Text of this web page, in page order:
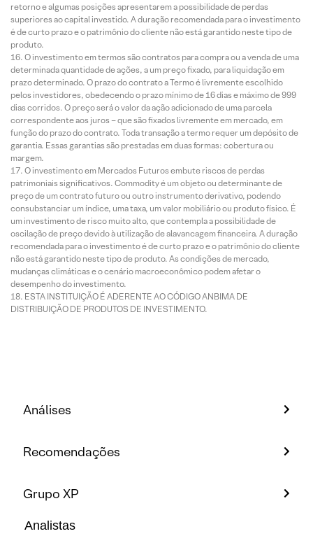
retorno e algumas posições apresentarem a possibilidade de perdas
superiores ao capital investido. A duração recomendada para o investimento
é de curto prazo e o patrimônio do cliente não está garantido neste tipo de
produto.
O investimento em termos são contratos para compra ou a venda de uma
determinada quantidade de ações, a um preço fixado, para liquidação em
prazo determinado. O prazo do contrato a Termo é livremente escolhido
pelos investidores, obedecendo o prazo mínimo de 16 dias e máximo de 999
dias corridos. O preço será o valor da ação adicionado de uma parcela
correspondente aos juros – que são fixados livremente em mercado, em
função do prazo do contrato. Toda transação a termo requer um depósito de
garantia. Essas garantias são prestadas em duas formas: cobertura ou
margem.
O investimento em Mercados Futuros embute riscos de perdas
patrimoniais significativos. Commodity é um objeto ou determinante de
preço de um contrato futuro ou outro instrumento derivativo, podendo
consubstanciar um índice, uma taxa, um valor mobiliário ou produto físico. É
um investimento de risco muito alto, que contempla a possibilidade de
oscilação de preço devido à utilização de alavancagem financeira. A duração
recomendada para o investimento é de curto prazo e o patrimônio do cliente
não está garantido neste tipo de produto. As condições de mercado,
mudanças climáticas e o cenário macroeconômico podem afetar o
desempenho do investimento.
ESTA INSTITUIÇÃO É ADERENTE AO CÓDIGO ANBIMA DE
DISTRIBUIÇÃO DE PRODUTOS DE INVESTIMENTO.
Análises
Recomendações
Grupo XP
Analistas